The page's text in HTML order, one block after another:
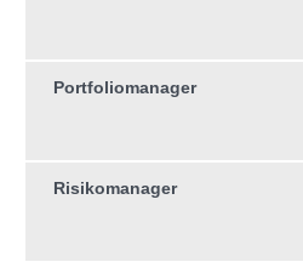
Portfoliomanager
Risikomanager